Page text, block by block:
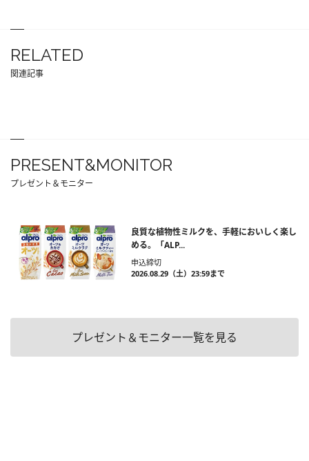
RELATED
関連記事
PRESENT&MONITOR
プレゼント＆モニター
良質な植物性ミルクを、手軽においしく楽し
める。「ALP...
申込締切
2026.08.29（土）23:59まで
プレゼント＆モニター一覧を見る